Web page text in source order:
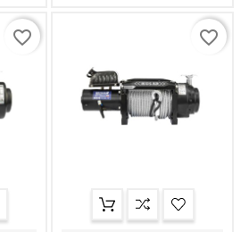
favorite_border favorite_border